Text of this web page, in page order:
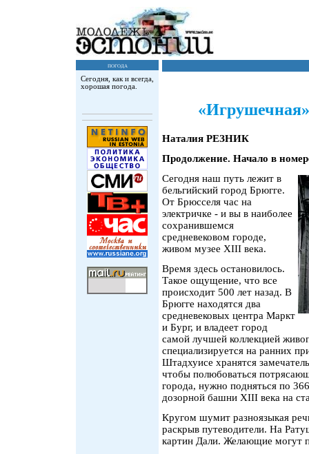
погода
Сегодня, как и всегда,
хорошая погода.
Наталия РЕЗНИК
Продолжение. Начало в
Сегодня наш путь лежит в
бельгийский город Брюгге.
От Брюсселя час на
электричке - и вы в наиболее
сохранившемся
средневековом городе,
живом музее XIII века.
Время здесь остановилось.
Такое ощущение, что все
происходит 500 лет назад. В
Брюгге находятся два
средневековых центра Маркт
и Бург, и владеет город
самой лучшей коллекцией
специализируется на ранних
Штадхуисе хранятся
чтобы полюбоваться
города, нужно подняться по
дозорной башни XIII века на
Кругом шумит разноязыкая
раскрыв путеводители. На
картин Дали. Желающие могут